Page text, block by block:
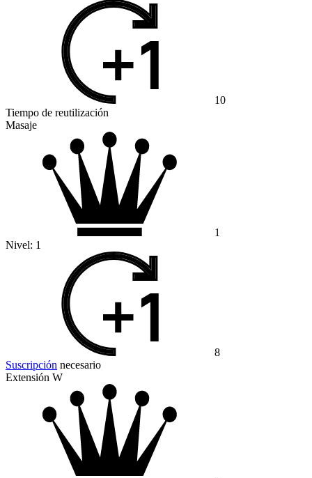
10
Tiempo de reutilización
Masaje
1
Nivel: 1
8
Suscripción necesario
Extensión W